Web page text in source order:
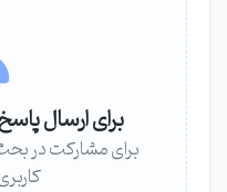
برای ارسال
برای مشارکت در